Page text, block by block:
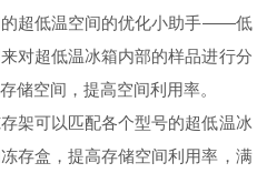
的超低温空间的优化小助手——低
对超低温冰箱内部的样品进行分
储空间，提高空间利用率。
架可以匹配各个型号的超低温冰
存盒，提高存储空间利用率，满